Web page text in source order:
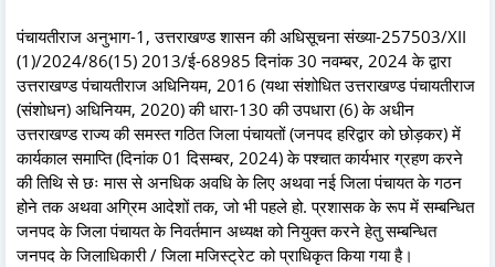
पंचायतीराज अनुभाग-1, उत्तराखण्ड शासन की अधिसूचना संख्या-257503/XII
(1)/2024/86(15) 2013/ई-68985 दिनांक 30 नवम्बर, 2024 के द्वारा
उत्तराखण्ड पंचायतीराज अधिनियम, 2016 (यथा संशोधित उत्तराखण्ड पंचायतीराज
(संशोधन) अधिनियम, 2020) की धारा-130 की उपधारा (6) के अधीन
उत्तराखण्ड राज्य की समस्त गठित जिला पंचायतों (जनपद हरिद्वार को छोड़कर) में
कार्यकाल समाप्ति (दिनांक 01 दिसम्बर, 2024) के पश्चात कार्यभार ग्रहण करने
की तिथि से छः मास से अनधिक अवधि के लिए अथवा नई जिला पंचायत के गठन
होने तक अथवा अग्रिम आदेशों तक, जो भी पहले हो. प्रशासक के रूप में सम्बन्धित
जनपद के जिला पंचायत के निवर्तमान अध्यक्ष को नियुक्त करने हेतु सम्बन्धित
जनपद के जिलाधिकारी / जिला मजिस्ट्रेट को प्राधिकृत किया गया है।